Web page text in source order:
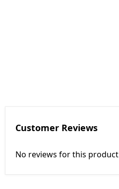
Customer Reviews
No reviews for this product